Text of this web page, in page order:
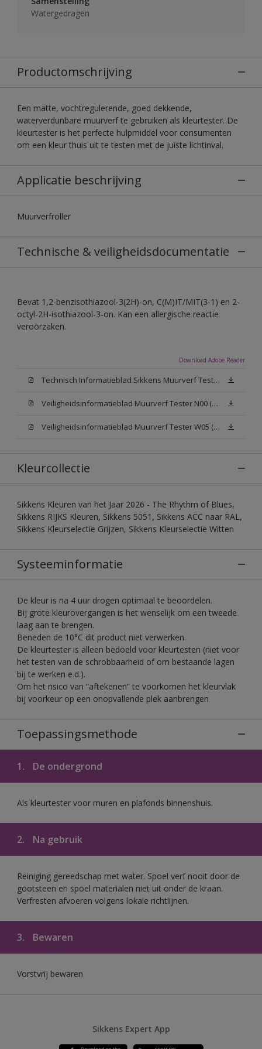
Watergedragen
Productomschrijving
Een matte, vochtregulerende, goed dekkende,
waterverdunbare muurverf te gebruiken als kleurtester. De
kleurtester is het perfecte hulpmiddel voor consumenten
om een kleur thuis uit te testen met de juiste lichtinval.
Applicatie beschrijving
Muurverfroller
Technische & veiligheidsdocumentatie
Bevat 1,2-benzisothiazool-3(2H)-on, C(M)IT/MIT(3-1) en 2-
octyl-2H-isothiazool-3-on. Kan een allergische reactie
veroorzaken.
Download Adobe Reader
Technisch Informatieblad Sikkens Muurverf Tester (PDF)
Veiligheidsinformatieblad Muurverf Tester N00 (PDF)
Veiligheidsinformatieblad Muurverf Tester W05 (PDF)
Kleurcollectie
Sikkens Kleuren van het Jaar 2026 - The Rhythm of Blues,
Sikkens RIJKS Kleuren, Sikkens 5051, Sikkens ACC naar RAL,
Sikkens Kleurselectie Grijzen, Sikkens Kleurselectie Witten
Systeeminformatie
De kleur is na 4 uur drogen optimaal te beoordelen.
Bij grote kleurovergangen is het wenselijk om een tweede
laag aan te brengen.
Beneden de 10°C dit product niet verwerken.
De kleurtester is alleen bedoeld voor kleurtesten (niet voor
het testen van de schrobbaarheid of om bestaande lagen
bij te werken e.d.).
Om het risico van “aftekenen” te voorkomen het kleurvlak
bij voorkeur op een onopvallende plek aanbrengen
Toepassingsmethode
1. De ondergrond
Als kleurtester voor muren en plafonds binnenshuis.
2. Na gebruik
Reiniging gereedschap met water. Spoel verf nooit door de
gootsteen en spoel materialen niet uit onder de kraan.
Verfresten afvoeren volgens lokale richtlijnen.
3. Bewaren
Vorstvrij bewaren
Sikkens Expert App